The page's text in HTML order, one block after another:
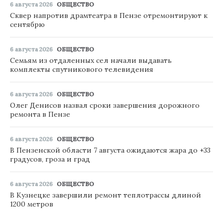
6 августа 2026 ОБЩЕСТВО
Сквер напротив драмтеатра в Пензе отремонтируют к
сентябрю
6 августа 2026 ОБЩЕСТВО
Семьям из отдаленных сел начали выдавать
комплекты спутникового телевидения
6 августа 2026 ОБЩЕСТВО
Олег Денисов назвал сроки завершения дорожного
ремонта в Пензе
6 августа 2026 ОБЩЕСТВО
В Пензенской области 7 августа ожидаются жара до +33
градусов, гроза и град
6 августа 2026 ОБЩЕСТВО
В Кузнецке завершили ремонт теплотрассы длиной
1200 метров